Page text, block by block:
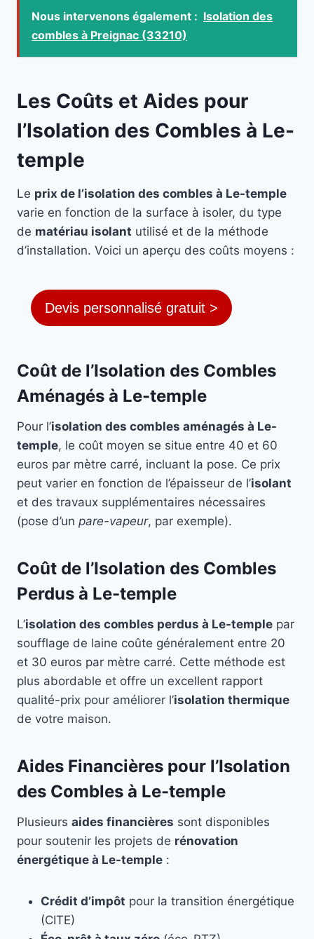
Nous intervenons également : Isolation des
combles à Preignac (33210)
Les Coûts et Aides pour
l’Isolation des Combles à Le-
temple
Le prix de l’isolation des combles à Le-temple
varie en fonction de la surface à isoler, du type
de matériau isolant utilisé et de la méthode
d’installation. Voici un aperçu des coûts moyens :
Devis personnalisé gratuit >
Coût de l’Isolation des Combles
Aménagés à Le-temple
Pour l’isolation des combles aménagés à Le-
temple, le coût moyen se situe entre 40 et 60
euros par mètre carré, incluant la pose. Ce prix
peut varier en fonction de l’épaisseur de l’isolant
et des travaux supplémentaires nécessaires
(pose d’un pare-vapeur, par exemple).
Coût de l’Isolation des Combles
Perdus à Le-temple
L’isolation des combles perdus à Le-temple par
soufflage de laine coûte généralement entre 20
et 30 euros par mètre carré. Cette méthode est
plus abordable et offre un excellent rapport
qualité-prix pour améliorer l’isolation thermique
de votre maison.
Aides Financières pour l’Isolation
des Combles à Le-temple
Plusieurs aides financières sont disponibles
pour soutenir les projets de rénovation
énergétique à Le-temple :
Crédit d’impôt pour la transition énergétique
(CITE)